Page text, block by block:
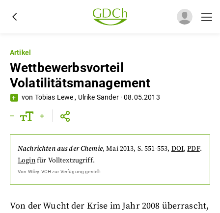
Artikel
Wettbewerbsvorteil
Volatilitätsmanagement
von Tobias Lewe , Ulrike Sander ·08.05.2013
Nachrichten aus der Chemie,Mai 2013, S. 551-553, DOI,PDF.
Loginfür Volltextzugriff.
Von Wiley-VCHzur Verfügung gestellt
Von der Wucht der Krise im Jahr 2008 überrascht,